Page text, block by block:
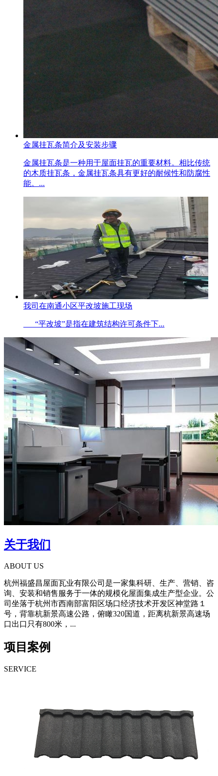
金属挂瓦条简介及安装步骤
金属挂瓦条是一种用于屋面挂瓦的重要材料。相比传统
的木质挂瓦条，金属挂瓦条具有更好的耐候性和防腐性
能。...
我司在南通小区平改坡施工现场
“平改坡”是指在建筑结构许可条件下...
关于我们
ABOUT US
杭州福盛昌屋面瓦业有限公司是一家集科研、生产、营销、咨
询、安装和销售服务于一体的规模化屋面集成生产型企业。公
司坐落于杭州市西南部富阳区场口经济技术开发区神堂路１
号，背靠杭新景高速公路，俯瞰320国道，距离杭新景高速场
口出口只有800米，...
项目案例
SERVICE